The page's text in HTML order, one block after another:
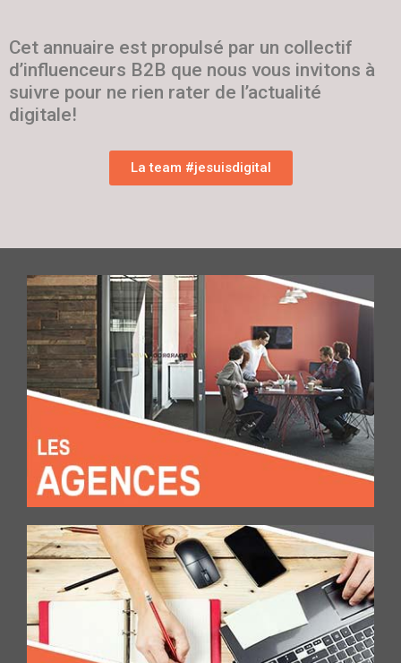
Cet annuaire est propulsé par un collectif
d’influenceurs B2B que nous vous invitons à
suivre pour ne rien rater de l’actualité
digitale!
La team #jesuisdigital